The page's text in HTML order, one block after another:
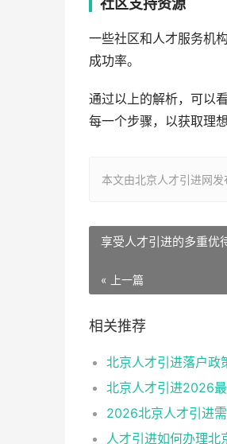
社区支持资源
一些社区和人才服务机
成功率。
通过以上的解析，可以
每一个步骤，以获取理想
本文由北京人才引进网发
享受人才引进的多重优
« 上一篇
相关推荐
北京人才引进落户
人才引进如何办理北